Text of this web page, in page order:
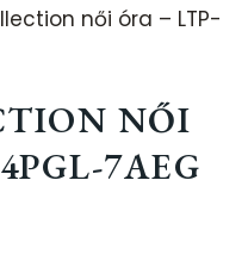
női óra – LTP-
NŐI
7AEG